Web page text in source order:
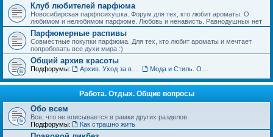
Клуб любителей парфюма
Новосибирская парфпсихушка. Форум для тех, кто любит ароматы. О
любимом и нелюбимом парфюме. Любовь и ненависть. Равнодушных нет
Парфюмерные распивы
Совместные покупки парфюма. Для тех, кто любит ароматы и мечтает
попробовать все духи мира :)
Общий архив красоты
Подфорумы:
Работа. Отдых. Общие вопросы
Обо всем
Все, что не вписывается в рамки других разделов.
Подфорумы:
Как страшно жить